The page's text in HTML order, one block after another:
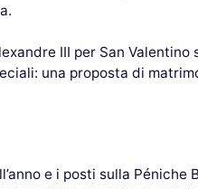
III per San
una proposta di
e i posti sulla